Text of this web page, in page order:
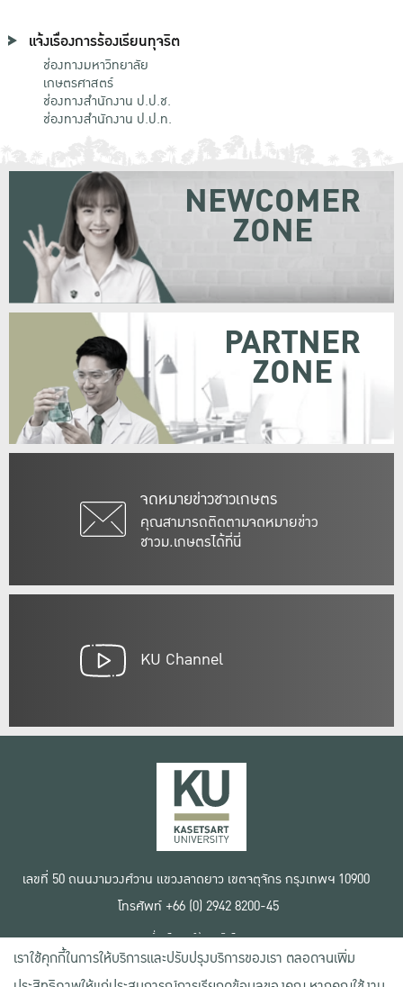
แจ้งเรื่องการร้องเรียนทุจริต
ช่องทางมหาวิทยาลัย
เกษตรศาสตร์
ช่องทางสำนักงาน ป.ป.ช.
ช่องทางสำนักงาน ป.ป.ท.
จดหมายข่าวชาวเกษตร
คุณสามารถติดตามจดหมายข่าว
ชาวม.เกษตรได้ที่นี่
NEWCOMER
ZONE
PARTNER
ZONE
KU Channel
เลขที่ 50 ถนนงามวงศ์วาน แขวงลาดยาว เขตจตุจักร กรุงเทพฯ 10900
โทรศัพท์ +66 (0) 2942 8200-45
เงื่อนไขการใช้งานเว็บไซต์
ข้อตกลงด้านสิทธิ์ใช้งาน
นโยบายความเป็นส่วนตัว
เราใช้คุกกี้ในการให้บริการและปรับปรุงบริการของเรา ตลอดจนเพิ่ม